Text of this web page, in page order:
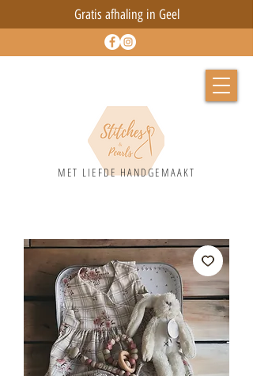
Gratis afhaling in Geel
MET LIEFDE HANDGEMAAKT